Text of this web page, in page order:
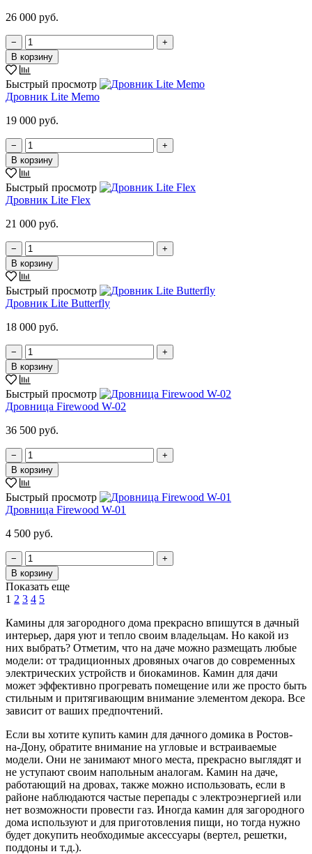
26 000 руб.
−
+
В корзину
Быстрый просмотр
Дровник Lite Memo
19 000 руб.
−
+
В корзину
Быстрый просмотр
Дровник Lite Flex
21 000 руб.
−
+
В корзину
Быстрый просмотр
Дровник Lite Butterfly
18 000 руб.
−
+
В корзину
Быстрый просмотр
Дровница Firewood W-02
36 500 руб.
−
+
В корзину
Быстрый просмотр
Дровница Firewood W-01
4 500 руб.
−
+
В корзину
Показать еще
1 2 3 4 5
Камины для загородного дома прекрасно впишутся в дачный
интерьер, даря уют и тепло своим владельцам. Но какой из
них выбрать? Отметим, что на даче можно размещать любые
модели: от традиционных дровяных очагов до современных
электрических устройств и биокаминов. Камин для дачи
может эффективно прогревать помещение или же просто быть
стильным и притягивающим внимание элементом декора. Все
зависит от ваших предпочтений.
Если вы хотите купить камин для дачного домика в Ростов-
на-Дону, обратите внимание на угловые и встраиваемые
модели. Они не занимают много места, прекрасно выглядят и
не уступают своим напольным аналогам. Камин на даче,
работающий на дровах, также можно использовать, если в
районе наблюдаются частые перепады с электроэнергией или
нет возможности провести газ. Иногда камин для загородного
дома используют и для приготовления пищи, но тогда нужно
будет докупить необходимые аксессуары (вертел, решетки,
поддоны и т.д.).